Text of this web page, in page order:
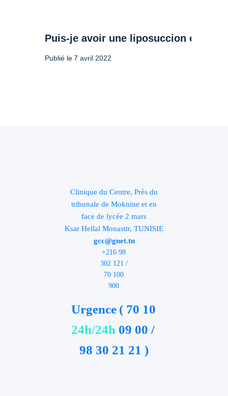
Puis-je avoir une liposuccion et une
Publié le 7 avril 2022
Clinique du Centre, Près du
tribunale de Moknine et en
face de lycée 2 mars
Ksar Hellal Monastir, TUNISIE
gcc@gnet.tn
+216 98
302 121 /
70 100
900
Urgence
24h/24h
( 70 10
09 00 /
98 30 21 21 )